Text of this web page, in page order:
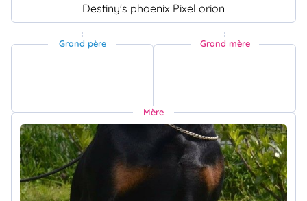
Destiny's phoenix Pixel orion
Grand père Grand mère
Mère